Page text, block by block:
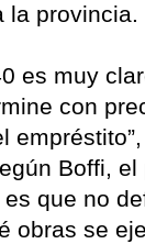
la provincia.
es muy
con
Boffi,
que no
obras se